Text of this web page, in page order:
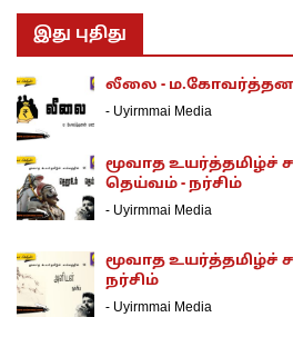
இது புதிது
லீலை -
- Uyirmmai Media
மூவாத உயர்த்தமிழ்ச்
தெய்வம் - நர்சிம்
- Uyirmmai Media
மூவாத உயர்த்தமிழ்ச்
நர்சிம்
- Uyirmmai Media